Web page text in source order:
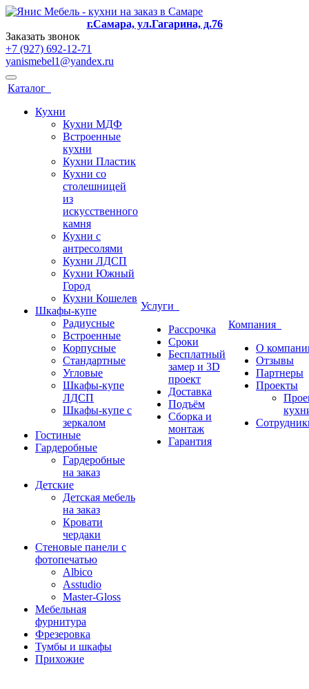
г.Самара, ул.Гагарина, д.76
Заказать звонок
+7 (927) 692-12-71
yanismebel1@yandex.ru
Каталог
Кухни
Кухни МДФ
Встроенные
кухни
Кухни Пластик
Кухни со
столешницей
из
искусcтвенного
камня
Кухни с
антресолями
Кухни ЛДСП
Кухни Южный
Город
Кухни Кошелев
Шкафы-купе
Радиусные
Встроенные
Корпусные
Стандартные
Угловые
Шкафы-купе
ЛДСП
Шкафы-купе с
зеркалом
Гостиные
Гардеробные
Гардеробные
на заказ
Детские
Детская мебель
на заказ
Кровати
чердаки
Стеновые панели с
фотопечатью
Albico
Asstudio
Master-Gloss
Мебельная
фурнитура
Фрезеровка
Тумбы и шкафы
Прихожие
Услуги
Рассрочка
Сроки
Бесплатный
замер и 3D
проект
Доставка
Подъём
Сборка и
монтаж
Гарантия
Компания
О
Отзывы
Партнеры
Проекты